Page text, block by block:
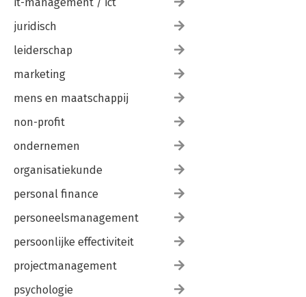
juridisch
leiderschap
marketing
mens en maatschappij
non-profit
ondernemen
organisatiekunde
personal finance
personeelsmanagement
persoonlijke effectiviteit
projectmanagement
psychologie